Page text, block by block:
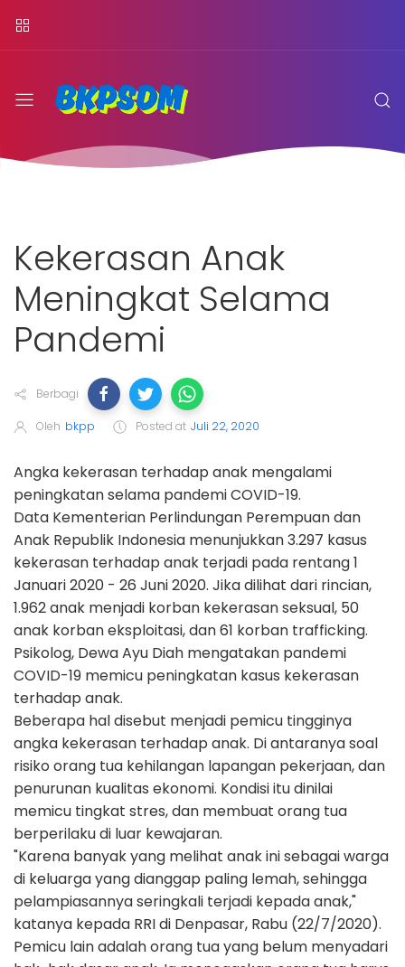
Kekerasan Anak
Meningkat Selama
Pandemi
Berbagi
Oleh bkpp Posted at Juli 22, 2020
Angka kekerasan terhadap anak mengalami
peningkatan selama pandemi COVID-19.
Data Kementerian Perlindungan Perempuan dan
Anak Republik Indonesia menunjukkan 3.297 kasus
kekerasan terhadap anak terjadi pada rentang 1
Januari 2020 - 26 Juni 2020. Jika dilihat dari rincian,
1.962 anak menjadi korban kekerasan seksual, 50
anak korban eksploitasi, dan 61 korban trafficking.
Psikolog, Dewa Ayu Diah mengatakan pandemi
COVID-19 memicu peningkatan kasus kekerasan
terhadap anak.
Beberapa hal disebut menjadi pemicu tingginya
angka kekerasan terhadap anak. Di antaranya soal
risiko orang tua kehilangan lapangan pekerjaan, dan
penurunan kualitas ekonomi. Kondisi itu dinilai
memicu tingkat stres, dan membuat orang tua
berperilaku di luar kewajaran.
"Karena banyak yang melihat anak ini sebagai warga
di keluarga yang dianggap paling lemah, sehingga
pelampiasannya seringkali terjadi kepada anak,"
katanya kepada RRI di Denpasar, Rabu (22/7/2020).
Pemicu lain adalah orang tua yang belum menyadari